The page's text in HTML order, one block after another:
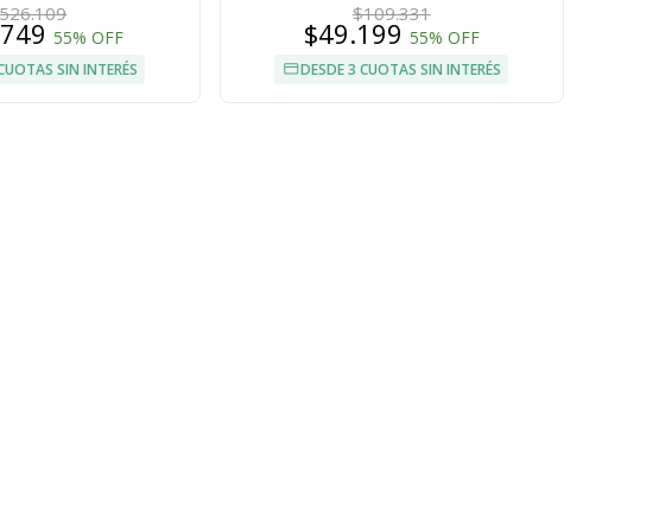
55% OFF
SIN INTERÉS
$109.331
$49.199 55% OFF
DESDE 3 CUOTAS SIN INTERÉS